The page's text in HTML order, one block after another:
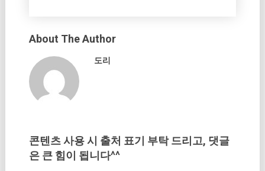
About The Author
도리
콘텐츠 사용 시 출처 표기 부탁 드리고, 댓글
은 큰 힘이 됩니다^^